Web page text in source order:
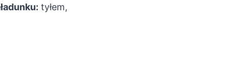
tyłem,